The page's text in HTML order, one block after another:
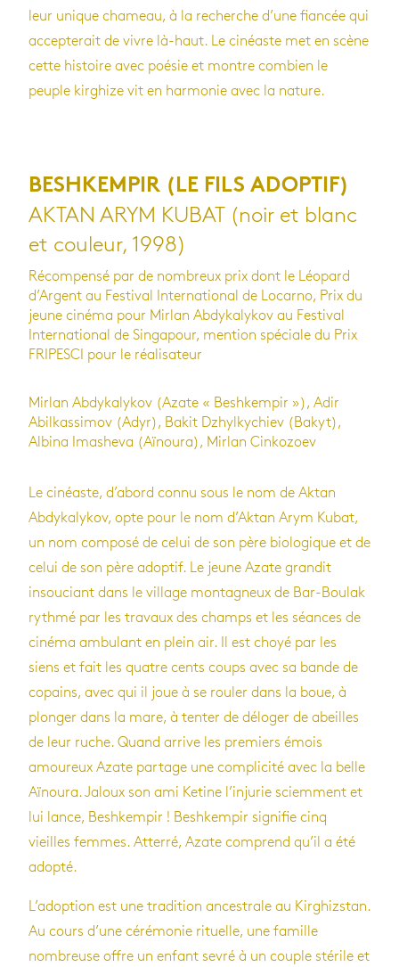
leur unique chameau, à la recherche d’une fiancée qui
accepterait de vivre là-haut. Le cinéaste met en scène
cette histoire avec poésie et montre combien le
peuple kirghize vit en harmonie avec la nature.
BESHKEMPIR (LE FILS ADOPTIF)
AKTAN ARYM KUBAT (noir et blanc
et couleur, 1998)
Récompensé par de nombreux prix dont le Léopard
d’Argent au Festival International de Locarno, Prix du
jeune cinéma pour Mirlan Abdykalykov au Festival
International de Singapour, mention spéciale du Prix
FRIPESCI pour le réalisateur
Mirlan Abdykalykov (Azate « Beshkempir »), Adir
Abilkassimov (Adyr), Bakit Dzhylkychiev (Bakyt),
Albina Imasheva (Aïnoura), Mirlan Cinkozoev
Le cinéaste, d’abord connu sous le nom de Aktan
Abdykalykov, opte pour le nom d’Aktan Arym Kubat,
un nom composé de celui de son père biologique et de
celui de son père adoptif. Le jeune Azate grandit
insouciant dans le village montagneux de Bar-Boulak
rythmé par les travaux des champs et les séances de
cinéma ambulant en plein air. Il est choyé par les
siens et fait les quatre cents coups avec sa bande de
copains, avec qui il joue à se rouler dans la boue, à
plonger dans la mare, à tenter de déloger de abeilles
de leur ruche. Quand arrive les premiers émois
amoureux Azate partage une complicité avec la belle
Aïnoura. Jaloux son ami Ketine l’injurie sciemment et
lui lance, Beshkempir ! Beshkempir signifie cinq
vieilles femmes. Atterré, Azate comprend qu’il a été
adopté.
L’adoption est une tradition ancestrale au Kirghizstan.
Au cours d’une cérémonie rituelle, une famille
nombreuse offre un enfant sevré à un couple stérile et